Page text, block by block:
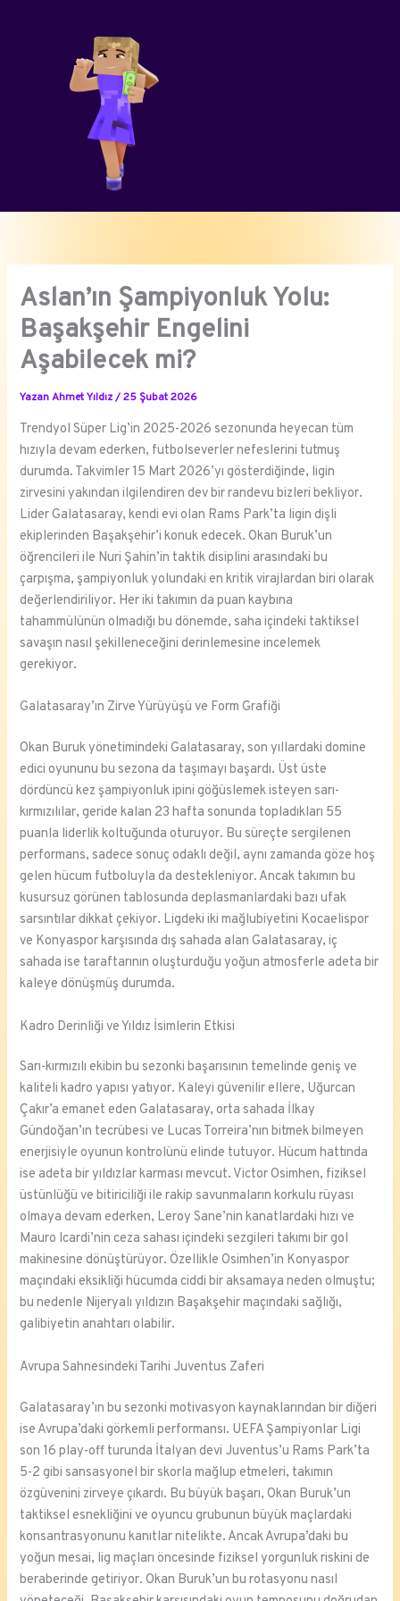
Aslan’ın Şampiyonluk Yolu:
Başakşehir Engelini
Aşabilecek mi?
Yazan Ahmet Yıldız/25 Şubat 2026
Trendyol Süper Lig’in 2025-2026 sezonunda heyecan tüm
hızıyla devam ederken, futbolseverler nefeslerini tutmuş
durumda. Takvimler 15 Mart 2026’yı gösterdiğinde, ligin
zirvesini yakından ilgilendiren dev bir randevu bizleri bekliyor.
Lider Galatasaray, kendi evi olan Rams Park’ta ligin dişli
ekiplerinden Başakşehir’i konuk edecek. Okan Buruk’un
öğrencileri ile Nuri Şahin’in taktik disiplini arasındaki bu
çarpışma, şampiyonluk yolundaki en kritik virajlardan biri olarak
değerlendiriliyor. Her iki takımın da puan kaybına
tahammülünün olmadığı bu dönemde, saha içindeki taktiksel
savaşın nasıl şekilleneceğini derinlemesine incelemek
gerekiyor.
Galatasaray’ın Zirve Yürüyüşü ve Form Grafiği
Okan Buruk yönetimindeki Galatasaray, son yıllardaki domine
edici oyununu bu sezona da taşımayı başardı. Üst üste
dördüncü kez şampiyonluk ipini göğüslemek isteyen sarı-
kırmızılılar, geride kalan 23 hafta sonunda topladıkları 55
puanla liderlik koltuğunda oturuyor. Bu süreçte sergilenen
performans, sadece sonuç odaklı değil, aynı zamanda göze hoş
gelen hücum futboluyla da destekleniyor. Ancak takımın bu
kusursuz görünen tablosunda deplasmanlardaki bazı ufak
sarsıntılar dikkat çekiyor. Ligdeki iki mağlubiyetini Kocaelispor
ve Konyaspor karşısında dış sahada alan Galatasaray, iç
sahada ise taraftarının oluşturduğu yoğun atmosferle adeta bir
kaleye dönüşmüş durumda.
Kadro Derinliği ve Yıldız İsimlerin Etkisi
Sarı-kırmızılı ekibin bu sezonki başarısının temelinde geniş ve
kaliteli kadro yapısı yatıyor. Kaleyi güvenilir ellere, Uğurcan
Çakır’a emanet eden Galatasaray, orta sahada İlkay
Gündoğan’ın tecrübesi ve Lucas Torreira’nın bitmek bilmeyen
enerjisiyle oyunun kontrolünü elinde tutuyor. Hücum hattında
ise adeta bir yıldızlar karması mevcut. Victor Osimhen, fiziksel
üstünlüğü ve bitiriciliği ile rakip savunmaların korkulu rüyası
olmaya devam ederken, Leroy Sane’nin kanatlardaki hızı ve
Mauro Icardi’nin ceza sahası içindeki sezgileri takımı bir gol
makinesine dönüştürüyor. Özellikle Osimhen’in Konyaspor
maçındaki eksikliği hücumda ciddi bir aksamaya neden olmuştu;
bu nedenle Nijeryalı yıldızın Başakşehir maçındaki sağlığı,
galibiyetin anahtarı olabilir.
Avrupa Sahnesindeki Tarihi Juventus Zaferi
Galatasaray’ın bu sezonki motivasyon kaynaklarından bir diğeri
ise Avrupa’daki görkemli performansı. UEFA Şampiyonlar Ligi
son 16 play-off turunda İtalyan devi Juventus’u Rams Park’ta
5-2 gibi sansasyonel bir skorla mağlup etmeleri, takımın
özgüvenini zirveye çıkardı. Bu büyük başarı, Okan Buruk’un
taktiksel esnekliğini ve oyuncu grubunun büyük maçlardaki
konsantrasyonunu kanıtlar nitelikte. Ancak Avrupa’daki bu
yoğun mesai, lig maçları öncesinde fiziksel yorgunluk riskini de
beraberinde getiriyor. Okan Buruk’un bu rotasyonu nasıl